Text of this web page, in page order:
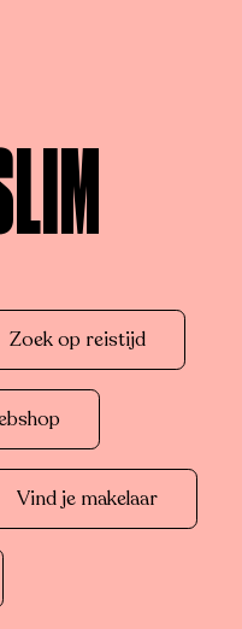
Zoek op reistijd
Vind je makelaar